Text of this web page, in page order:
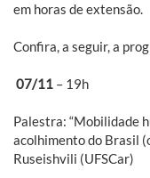
em horas de extensão.
Confira, a seguir, a
07/11 – 19h
Palestra: “Mobilidade
acolhimento do Brasil
Ruseishvili (UFSCar)